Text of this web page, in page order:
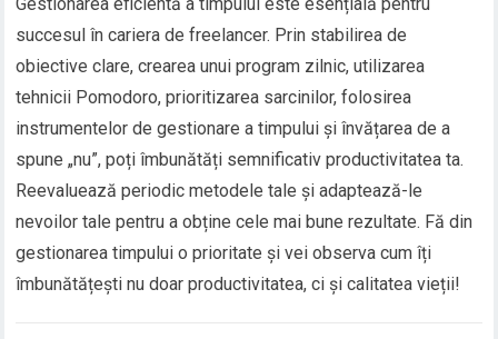
Gestionarea eficientă a timpului este esențială pentru
succesul în cariera de freelancer. Prin stabilirea de
obiective clare, crearea unui program zilnic, utilizarea
tehnicii Pomodoro, prioritizarea sarcinilor, folosirea
instrumentelor de gestionare a timpului și învățarea de a
spune „nu”, poți îmbunătăți semnificativ productivitatea ta.
Reevaluează periodic metodele tale și adaptează-le
nevoilor tale pentru a obține cele mai bune rezultate. Fă din
gestionarea timpului o prioritate și vei observa cum îți
îmbunătățești nu doar productivitatea, ci și calitatea vieții!